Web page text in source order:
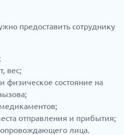
предоставить сотруднику
вес;
физическое состояние на
отправления и прибытия;
лица.